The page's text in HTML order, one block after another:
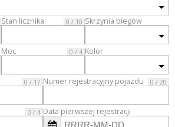
Stan licznika 0 / 10 Skrzynia biegów
Moc 0 / 4 Kolor
0 / 17 Numer rejestracyjny pojazdu 0 / 20
0 / 4 Data pierwszej rejestracji